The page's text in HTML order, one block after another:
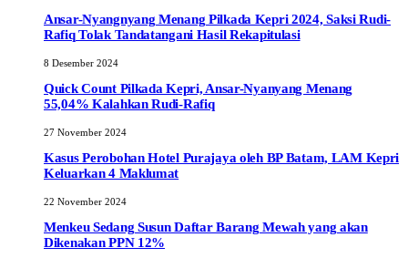
Ansar-Nyangnyang Menang Pilkada Kepri 2024, Saksi Rudi-
Rafiq Tolak Tandatangani Hasil Rekapitulasi
8 Desember 2024
Quick Count Pilkada Kepri, Ansar-Nyanyang Menang
55,04% Kalahkan Rudi-Rafiq
27 November 2024
Kasus Perobohan Hotel Purajaya oleh BP Batam, LAM Kepri
Keluarkan 4 Maklumat
22 November 2024
Menkeu Sedang Susun Daftar Barang Mewah yang akan
Dikenakan PPN 12%